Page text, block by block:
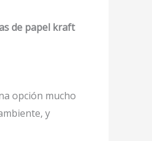
de papel kraft
opción mucho
y